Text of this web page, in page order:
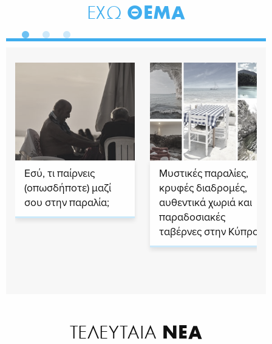
ΕΧΩ ΘΕΜΑ
Εσύ, τι παίρνεις
(οπωσδήποτε) μαζί
σου στην παραλία;
Μυστικές παραλίες,
κρυφές διαδρομές,
αυθεντικά χωριά και
παραδοσιακές
ταβέρνες στην Κύπρο
ΤΕΛΕΥΤΑΙΑ ΝΕΑ